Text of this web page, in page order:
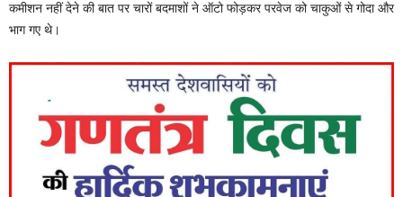
कमीशन नहीं देने की बात पर चारों बदमाशों ने ऑटो फोड़कर परवेज को चाकुओं से गोदा और
भाग गए थे।